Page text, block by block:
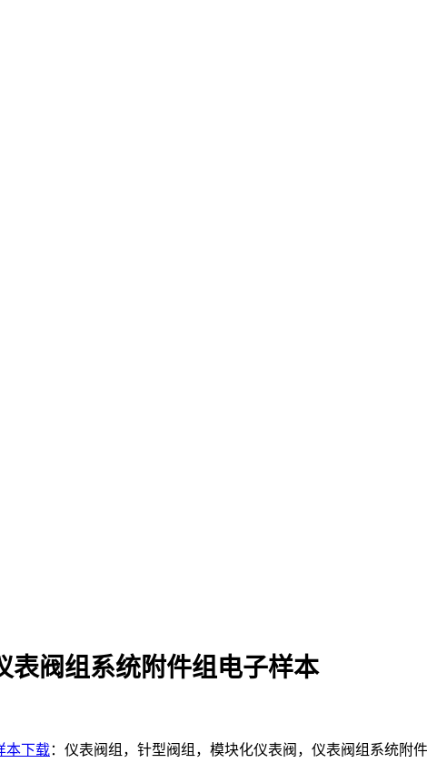
表阀组系统附件组电子样本
本下载：仪表阀组，针型阀组，模块化仪表阀，仪表阀组系统附